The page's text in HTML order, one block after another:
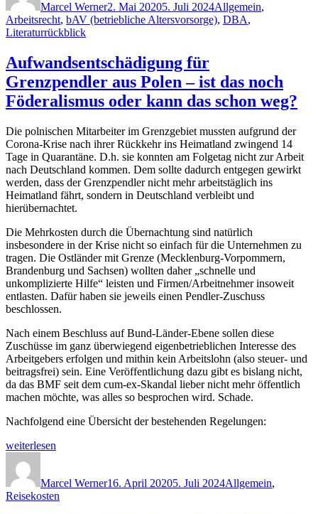
im
April
2020“
Marcel Werner2. Mai 20205. Juli 2024Allgemein,
Arbeitsrecht, bAV (betriebliche Altersvorsorge), DBA,
Literaturrückblick
Aufwandsentschädigung für
Grenzpendler aus Polen – ist das noch
Föderalismus oder kann das schon weg?
Die polnischen Mitarbeiter im Grenzgebiet mussten aufgrund der
Corona-Krise nach ihrer Rückkehr ins Heimatland zwingend 14
Tage in Quarantäne. D.h. sie konnten am Folgetag nicht zur Arbeit
nach Deutschland kommen. Dem sollte dadurch entgegen gewirkt
werden, dass der Grenzpendler nicht mehr arbeitstäglich ins
Heimatland fährt, sondern in Deutschland verbleibt und
hierübernachtet.
Die Mehrkosten durch die Übernachtung sind natürlich
insbesondere in der Krise nicht so einfach für die Unternehmen zu
tragen. Die Ostländer mit Grenze (Mecklenburg-Vorpommern,
Brandenburg und Sachsen) wollten daher „schnelle und
unkomplizierte Hilfe“ leisten und Firmen/Arbeitnehmer insoweit
entlasten. Dafür haben sie jeweils einen Pendler-Zuschuss
beschlossen.
Nach einem Beschluss auf Bund-Länder-Ebene sollen diese
Zuschüsse im ganz überwiegend eigenbetrieblichen Interesse des
Arbeitgebers erfolgen und mithin kein Arbeitslohn (also steuer- und
beitragsfrei) sein. Eine Veröffentlichung dazu gibt es bislang nicht,
da das BMF seit dem cum-ex-Skandal lieber nicht mehr öffentlich
machen möchte, was alles so besprochen wird. Schade.
Nachfolgend eine Übersicht der bestehenden Regelungen:
„Aufwandsentschädigung
Grenzpendler
aus
Polen
weiterlesen
Marcel Werner16. April 20205. Juli 2024Allgemein,
Reisekosten